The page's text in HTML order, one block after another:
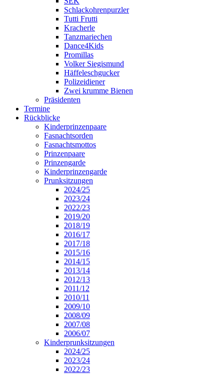
Schlackohrenpurzler
Tutti Frutti
Kracherle
Tanzmariechen
Dance4Kids
Promillas
Volker Siegismund
Häffeleschgucker
Polizeidiener
Zwei krumme Bienen
Präsidenten
Termine
Rückblicke
Kinderprinzenpaare
Fasnachtsorden
Fasnachtsmottos
Prinzenpaare
Prinzengarde
Kinderprinzengarde
Prunksitzungen
2024/25
2023/24
2022/23
2019/20
2018/19
2016/17
2017/18
2015/16
2014/15
2013/14
2012/13
2011/12
2010/11
2009/10
2008/09
2007/08
2006/07
Kinderprunksitzungen
2024/25
2023/24
2022/23